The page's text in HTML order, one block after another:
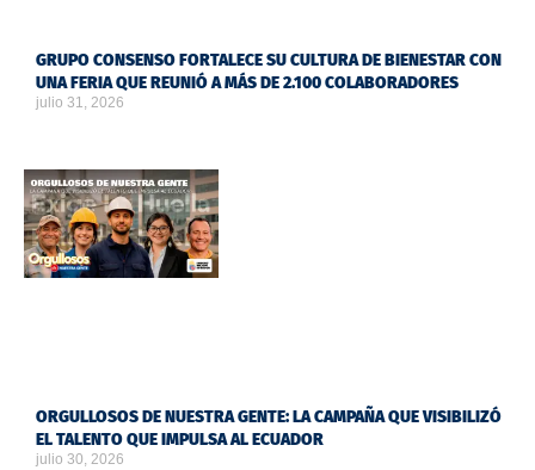
GRUPO CONSENSO FORTALECE SU CULTURA DE BIENESTAR CON
UNA FERIA QUE REUNIÓ A MÁS DE 2.100 COLABORADORES
julio 31, 2026
ORGULLOSOS DE NUESTRA GENTE: LA CAMPAÑA QUE VISIBILIZÓ
EL TALENTO QUE IMPULSA AL ECUADOR
julio 30, 2026